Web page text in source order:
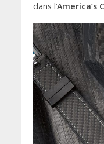
dans l’America’s